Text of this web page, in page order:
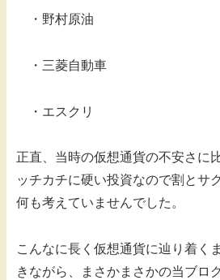
・野村原油
・三菱自動車
・エスクリ
正直、当時の仮想通貨の不安さに
ッチカチに硬い投資なので割とサ
何も考えていませんでした。
こんなに長く仮想通貨に辿り着く
きながら、まさかまさかの当ブロ